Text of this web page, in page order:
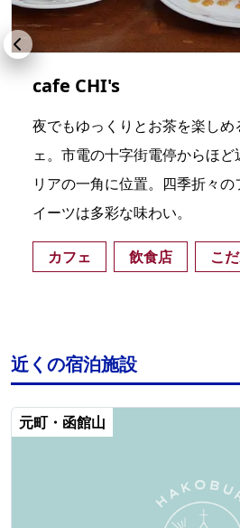
cafe CHI's
夜でもゆっくりとお茶を楽しめ
ェ。市電の十字街電停からほ
リアの一角に位置。四季折々
イーツは多彩な味わい。
カフェ 飲食店 こ
近くの宿泊施設
元町・函館山